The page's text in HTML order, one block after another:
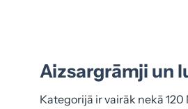
Aizsargrāmji un
Kategorijā ir vairāk nekā